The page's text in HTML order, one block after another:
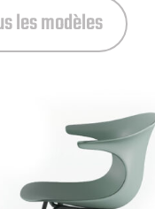
les modèles